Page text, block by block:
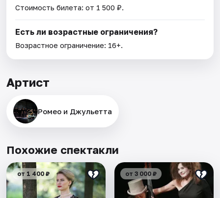
Стоимость билета: от 1 500 ₽.
Есть ли возрастные ограничения?
Возрастное ограничение: 16+.
Артист
Ромео и Джульетта
Похожие спектакли
от 1 400 ₽ от 3 000 ₽